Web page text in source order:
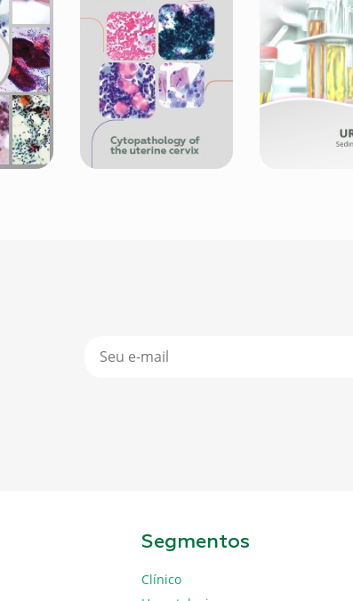
Segmentos
Clínico